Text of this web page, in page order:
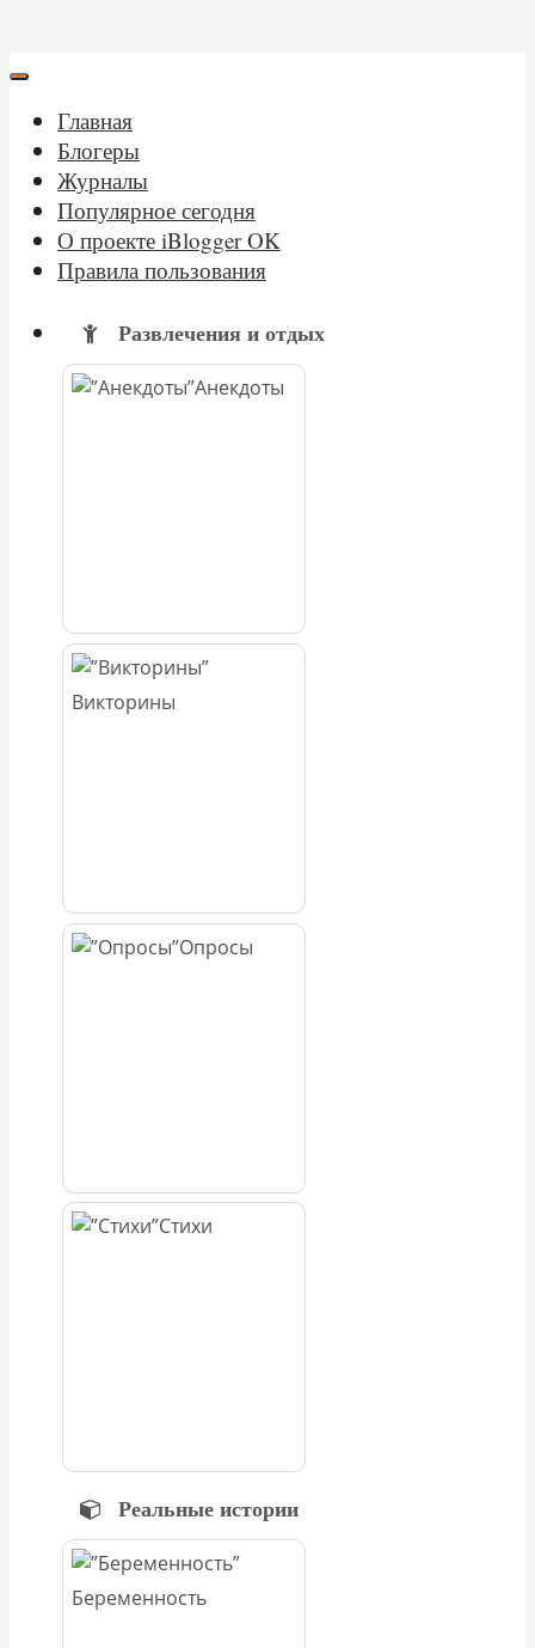
Главная
Блогеры
Журналы
Популярное сегодня
О проекте iBlogger OK
Правила пользования
Развлечения и отдых
Анекдоты
Викторины
Опросы
Стихи
Реальные истории
Беременность